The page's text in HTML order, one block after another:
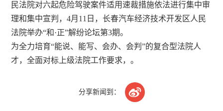
民法院对六起危险驾驶案件适用速裁措施依法进行集中审
理和集中宣判，4月11日，长春汽车经济技术开发区人民
法院举办“和·正”解纷论坛第3期。
为全力培育“能说、能写、会办、会判”的复合型法院人
才，全面对标上级法院工作要求，。
分享新闻到： 